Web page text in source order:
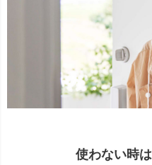
使わない時